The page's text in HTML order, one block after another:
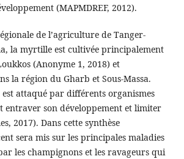
(MAPMDREF, 2012).
de l’agriculture de Tanger-
la myrtille est cultivée principalement
(Anonyme 1, 2018) et
la région du Gharb et Sous-Massa.
attaqué par différents organismes
entraver son développement et limiter
2017). Dans cette synthèse
sera mis sur les principales maladies
les champignons et les ravageurs qui